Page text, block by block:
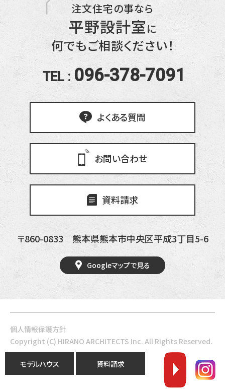
注文住宅の事なら
平野設計室に
何でもご相談ください！
TEL : 096-378-7091
よくある質問
お問い合わせ
資料請求
〒860-0833熊本県熊本市中央区平成3丁目5-6
Googleマップで見る
個人情報保護方針
Copyright (C) HIRANO ARCHITECTS Inc. All Rights Reserved.
モデルハウス 資料請求